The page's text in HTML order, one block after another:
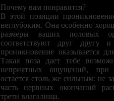
Почему вам понравится?
В этой позиции
неглубоким. Она особенно
размеры ваших половых
соответствуют друг другу
проникновение оказывается
Такая поза дает тебе
неприятных ощущений, при
остается столь же сильным: не
часть нервных окончаний
трети влагалища.